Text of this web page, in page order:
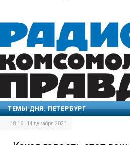
ТЕМЫ ДНЯ. ПЕТЕРБУРГ
18:16 | 14 декабря 2021